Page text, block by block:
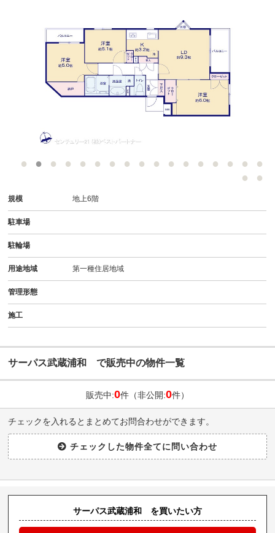
規模 地上6階
駐車場
駐輪場
用途地域 第一種住居地域
管理形態
施工
サーパス武蔵浦和 で販売中の物件一覧
販売中:0件（非公開:0件）
チェックを入れるとまとめてお問合わせができます。
サーパス武蔵浦和 を買いたい方